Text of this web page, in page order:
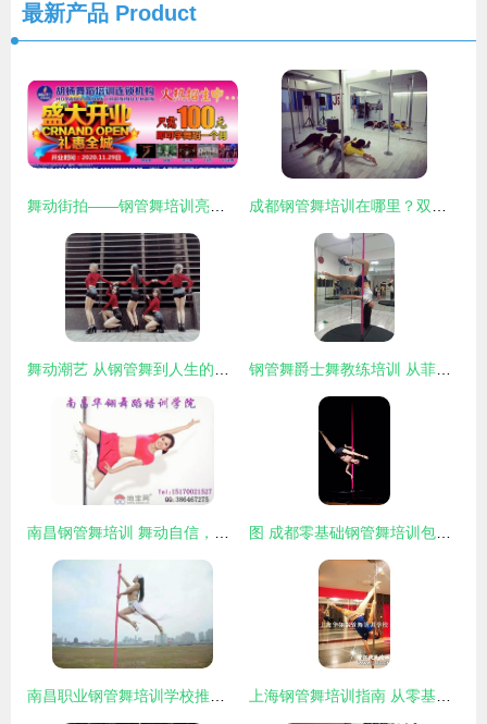
最新产品 Product